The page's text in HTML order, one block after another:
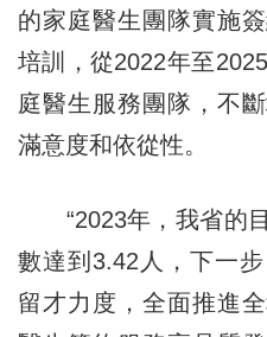
的家庭醫生團隊實施
培訓，從2022年至
庭醫生服務團隊，不
滿意度和依從性。
“2023年，我省的目
數達到3.42人，下一
留才力度，全面推進